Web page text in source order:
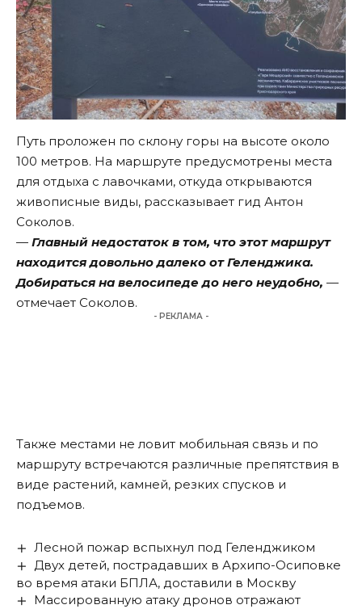
Путь проложен по склону горы на высоте около
100 метров. На маршруте предусмотрены места
для отдыха с лавочками, откуда открываются
живописные виды, рассказывает гид Антон
Соколов.
— Главный недостаток в том, что этот маршрут
находится довольно далеко от Геленджика.
Добираться на велосипеде до него неудобно, —
отмечает Соколов.
- РЕКЛАМА -
Также местами не ловит мобильная связь и по
маршруту встречаются различные препятствия в
виде растений, камней, резких спусков и
подъемов.
Лесной пожар вспыхнул под Геленджиком
Двух детей, пострадавших в Архипо-Осиповке
во время атаки БПЛА, доставили в Москву
Массированную атаку дронов отражают